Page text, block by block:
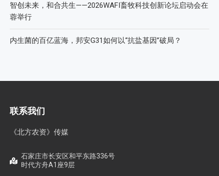
智创未来，和合共生——2026WAFI畜牧科技创新论坛启动会在
蓉举行
内生菌的百亿蓝海，邦安G31如何以“抗盐基因”破局？
联系我们
《北方农资》传媒
石家庄市长安区和平东路336号
时代方舟A1座9层